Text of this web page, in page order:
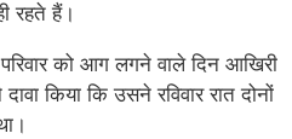
रहते हैं।
को आग लगने वाले दिन आखिरी
किया कि उसने रविवार रात दोनों